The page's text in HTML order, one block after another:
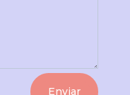
Enviar